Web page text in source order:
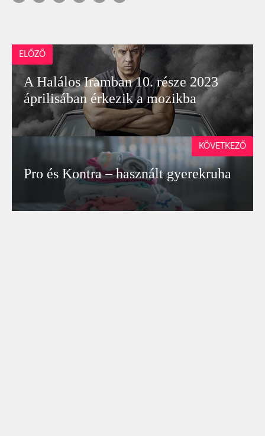
ELŐZŐ
A Halálos Iramban 10. része 2023
áprilisában érkezik a mozikba
Pro és Kontra – használt gyerekruha
KÖVETKEZŐ